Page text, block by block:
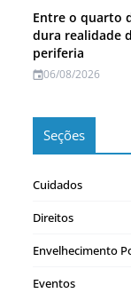
Entre o quarto
dura realidade
periferia
06/08/2026
Seções
Cuidados
Direitos
Envelhecimento
Eventos